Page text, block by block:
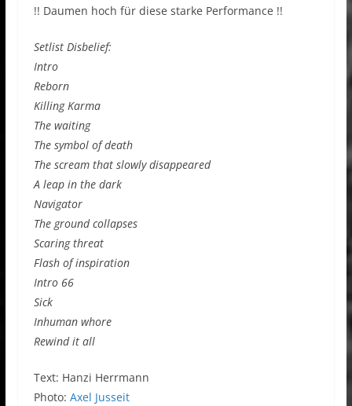
!! Daumen hoch für diese starke Performance !!
Setlist Disbelief:
Intro
Reborn
Killing Karma
The waiting
The symbol of death
The scream that slowly disappeared
A leap in the dark
Navigator
The ground collapses
Scaring threat
Flash of inspiration
Intro 66
Sick
Inhuman whore
Rewind it all
Text: Hanzi Herrmann
Photo: Axel Jusseit